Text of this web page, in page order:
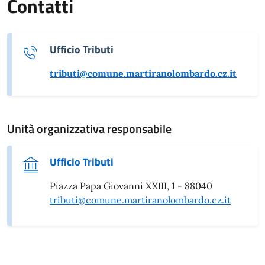
Ufficio Tributi
tributi@comune.martiranolombardo.cz.it
Unità organizzativa responsabile
Ufficio Tributi
Piazza Papa Giovanni XXIII, 1 - 88040
tributi@comune.martiranolombardo.cz.it